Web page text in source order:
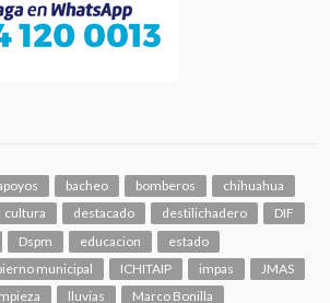
bacheo bomberos
chihuahua
cultura destacado destilichadero
DIF
Dspm educacion
estado
municipal ICHITAIP impas
JMAS
lluvias
Marco Bonilla